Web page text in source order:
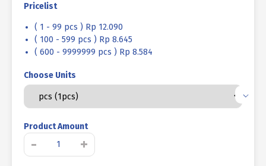
Pricelist
( 1 - 99 pcs ) Rp 12.090
( 100 - 599 pcs ) Rp 8.645
( 600 - 9999999 pcs ) Rp 8.584
Choose Units
Product Amount
-
Kuantitas
+